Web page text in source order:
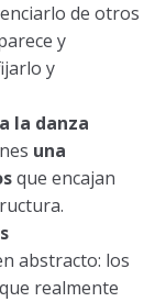
de otros
y
y
la danza
una
que encajan
abstracto: los
realmente